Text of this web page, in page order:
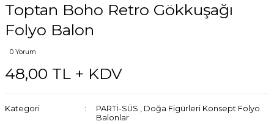
Toptan Boho Retro Gökkuşağı
Folyo Balon
0 Yorum
48,00 TL + KDV
Kategori PARTİ-SÜS , Doğa Figürleri Konsept Folyo
Balonlar